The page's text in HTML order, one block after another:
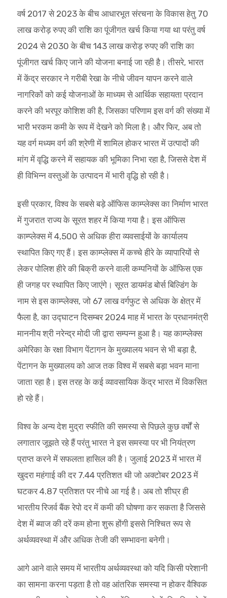
वर्ष 2017 से 2023 के बीच आधारभूत संरचना के विकास हेतु 70
लाख करोड़ रुपए की राशि का पूंजीगत खर्च किया गया था परंतु वर्ष
2024 से 2030 के बीच 143 लाख करोड़ रुपए की राशि का
पूंजीगत खर्च किए जाने की योजना बनाई जा रही है। तीसरे, भारत
में केंद्र सरकार ने गरीबी रेखा के नीचे जीवन यापन करने वाले
नागरिकों को कई योजनाओं के माध्यम से आर्थिक सहायता प्रदान
करने की भरपूर कोशिश की है, जिसका परिणाम इस वर्ग की संख्या में
भारी भरकम कमी के रूप में देखने को मिला है। और फिर, अब तो
यह वर्ग मध्यम वर्ग की श्रेणी में शामिल होकर भारत में उत्पादों की
मांग में वृद्धि करने में सहायक की भूमिका निभा रहा है, जिससे देश में
ही विभिन्न वस्तुओं के उत्पादन में भारी वृद्धि हो रही है।
इसी प्रकार, विश्व के सबसे बड़े ऑफिस काम्प्लेक्स का निर्माण भारत
में गुजरात राज्य के सूरत शहर में किया गया है। इस ऑफिस
काम्प्लेक्स में 4,500 से अधिक हीरा व्यवसाईयों के कार्यालय
स्थापित किए गए हैं। इस काम्प्लेक्स में कच्चे हीरे के व्यापारियों से
लेकर पोलिश हीरे की बिक्री करने वाली कम्पनियों के ऑफिस एक
ही जगह पर स्थापित किए जाएंगे। सूरत डायमंड बोर्स बिल्डिंग के
नाम से इस काम्प्लेक्स, जो 67 लाख वर्गफुट से अधिक के क्षेत्र में
फैला है, का उद्घाटन दिसम्बर 2024 माह में भारत के प्रधानमंत्री
माननीय श्री नरेन्द्र मोदी जी द्वारा सम्पन्न हुआ है। यह काम्प्लेक्स
अमेरिका के रक्षा विभाग पेंटागन के मुख्यालय भवन से भी बड़ा है,
पेंटागन के मुख्यालय को आज तक विश्व में सबसे बड़ा भवन माना
जाता रहा है। इस तरह के कई व्यावसायिक केंद्र भारत में विकसित
हो रहे हैं।
विश्व के अन्य देश मुद्रा स्फीति की समस्या से पिछले कुछ वर्षों से
लगातार जूझते रहे हैं परंतु भारत ने इस समस्या पर भी नियंत्रण
प्राप्त करने में सफलता हासिल की है। जुलाई 2023 में भारत में
खुदरा महंगाई की दर 7.44 प्रतिशत थी जो अक्टोबर 2023 में
घटकर 4.87 प्रतिशत पर नीचे आ गई है। अब तो शीघ्र ही
भारतीय रिजर्व बैंक रेपो दर में कमी की घोषणा कर सकता है जिससे
देश में ब्याज की दरें कम होना शुरू होंगी इससे निश्चित रूप से
अर्थव्यवस्था में और अधिक तेजी की सम्भावना बनेगी।
आगे आने वाले समय में भारतीय अर्थव्यवस्था को यदि किसी परेशानी
का सामना करना पड़ता है तो वह आंतरिक समस्या न होकर वैश्विक